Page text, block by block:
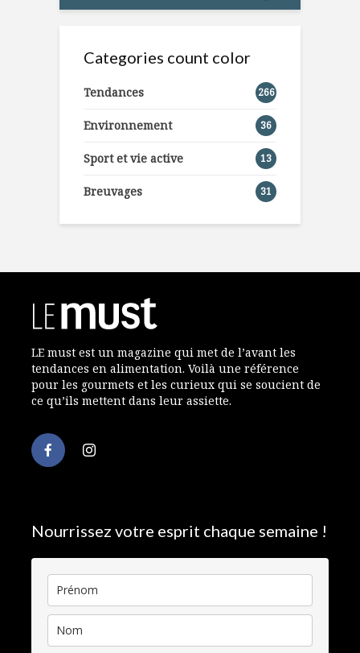
Categories count color
Tendances 266
Environnement 36
Sport et vie active 13
Breuvages 31
LE must est un magazine qui met de l’avant les
tendances en alimentation. Voilà une référence
pour les gourmets et les curieux qui se soucient de
ce qu’ils mettent dans leur assiette.
Nourrissez votre esprit chaque semaine !